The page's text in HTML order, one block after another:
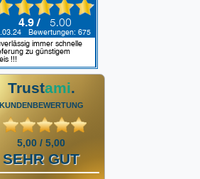
Trustami.
KUNDENBEWERTUNG
5,00 / 5,00
SEHR GUT